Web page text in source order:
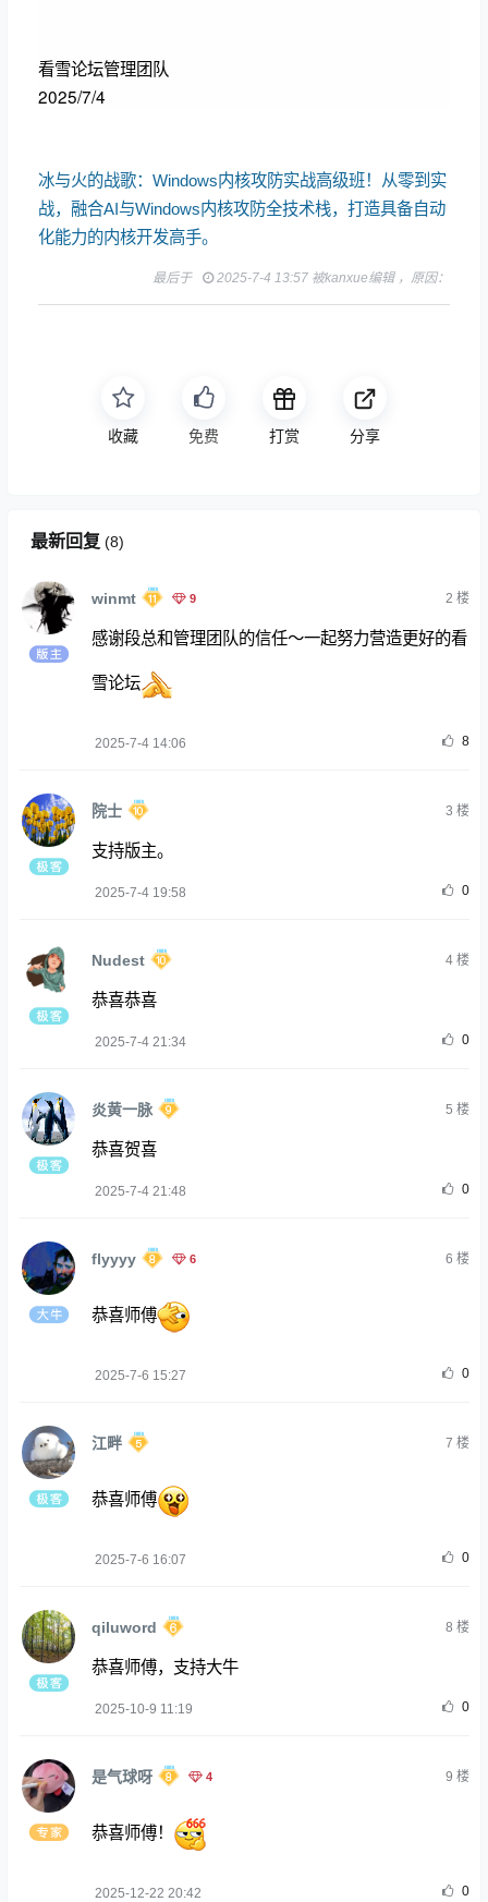
看雪论坛管理团队
2025/7/4
冰与火的战歌：Windows内核攻防实战高级班！从零到实
战，融合AI与Windows内核攻防全技术栈，打造具备自动
化能力的内核开发高手。
最后于 2025-7-4 13:57 被kanxue编辑 ，原因：
收藏 免费 打赏 分享
最新回复 (8)
winmt 9 2 楼
感谢段总和管理团队的信任～一起努力营造更好的看
雪论坛
2025-7-4 14:06 8
院士 3 楼
支持版主。
2025-7-4 19:58 0
Nudest 4楼
恭喜恭喜
2025-7-4 21:34 0
炎黄一脉 5 楼
恭喜贺喜
2025-7-4 21:48 0
flyyyy 6 6 楼
恭喜师傅
2025-7-6 15:27 0
江畔 7 楼
恭喜师傅
2025-7-6 16:07 0
qiluword 8 楼
恭喜师傅，支持大牛
2025-10-9 11:19 0
是气球呀 4 9 楼
恭喜师傅！
2025-12-22 20:42 0